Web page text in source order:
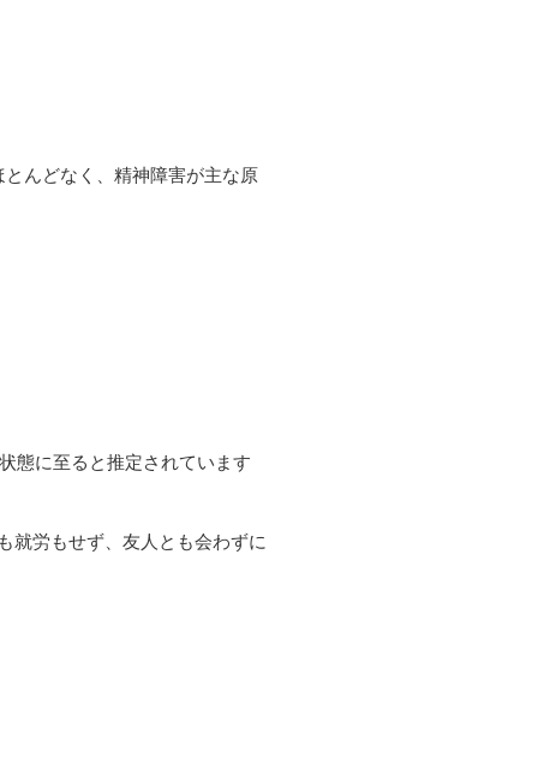
んどなく、精神障害が主な原
態に至ると推定されています
就労もせず、友人とも会わずに